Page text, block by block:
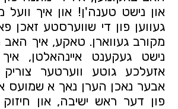
און נישט טענה'ן! און איך וועל
געווען פון די שווערסטע זאכן
מקורב געווארן. טאקע, איך
נישט געקענט איינהאלטן,
אזעלכע גוטע ווערטער
אבער נאכן הערן נאך א שמועס
פון דער ראש ישיבה, און חיזוק